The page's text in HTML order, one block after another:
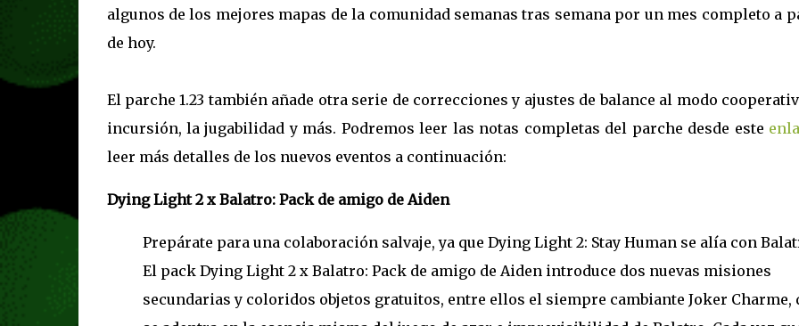
algunos de los mejores mapas de la comunidad semanas tras semana por un mes completo a
de hoy.
El parche 1.23 también añade otra serie de correcciones y ajustes de balance al modo
incursión, la jugabilidad y más. Podremos leer las notas completas del parche desde este
leer más detalles de los nuevos eventos a continuación:
Dying Light 2 x Balatro: Pack de amigo de Aiden
Prepárate para una colaboración salvaje, ya que Dying Light 2: Stay Human se alía con
El pack Dying Light 2 x Balatro: Pack de amigo de Aiden introduce dos nuevas misiones
secundarias y coloridos objetos gratuitos, entre ellos el siempre cambiante Joker Charme,